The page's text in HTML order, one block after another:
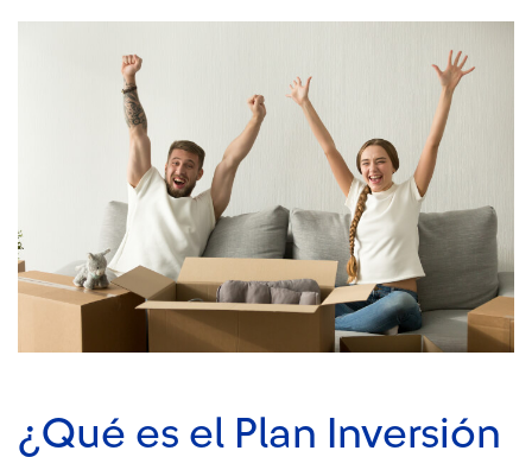
¿Qué es el Plan Inversión